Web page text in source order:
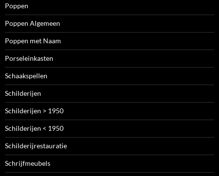
Poppen
Poppen Algemeen
Poppen met Naam
Porseleinkasten
Schaakspellen
Schilderijen
Schilderijen > 1950
Schilderijen < 1950
Schilderijrestauratie
Schrijfmeubels